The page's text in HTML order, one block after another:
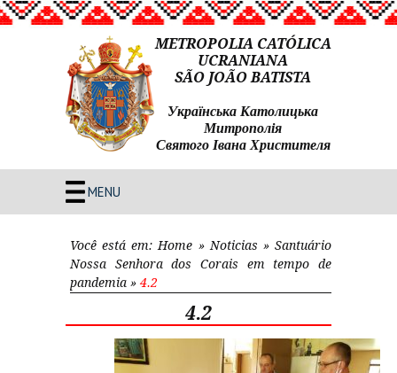
METROPOLIA CATÓLICA
UCRANIANA
SÃO JOÃO BATISTA
Українська Католицька
Митрополія
Святого Івана Христителя
MENU
Você está em: Home » Noticias »Santuário
Nossa Senhora dos Corais em tempo de
pandemia » 4.2
4.2